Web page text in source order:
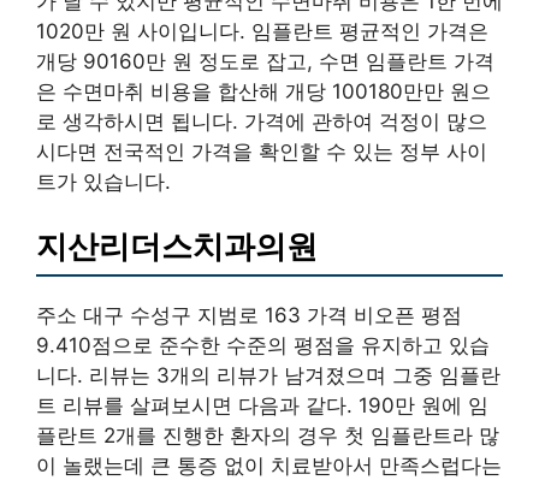
1020만 원 사이입니다. 임플란트 평균적인 가격은
개당 90160만 원 정도로 잡고, 수면 임플란트 가격
은 수면마취 비용을 합산해 개당 100180만만 원으
로 생각하시면 됩니다. 가격에 관하여 걱정이 많으
시다면 전국적인 가격을 확인할 수 있는 정부 사이
트가 있습니다.
지산리더스치과의원
주소 대구 수성구 지범로 163 가격 비오픈 평점
9.410점으로 준수한 수준의 평점을 유지하고 있습
니다. 리뷰는 3개의 리뷰가 남겨졌으며 그중 임플란
트 리뷰를 살펴보시면 다음과 같다. 190만 원에 임
플란트 2개를 진행한 환자의 경우 첫 임플란트라 많
이 놀랬는데 큰 통증 없이 치료받아서 만족스럽다는